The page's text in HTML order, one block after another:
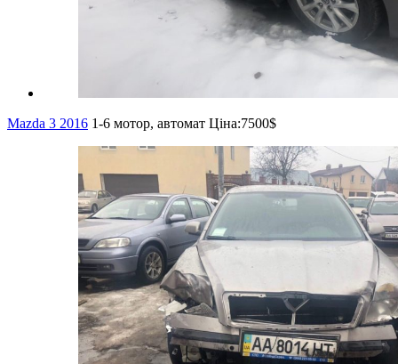
Mazda 3 2016 1-6 мотор, автомат Ціна:7500$